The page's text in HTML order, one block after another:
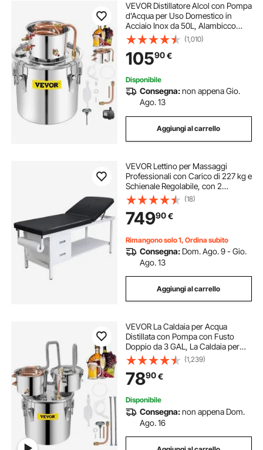
VEVOR Distillatore Alcol con Pompa
d'Acqua per Uso Domestico in
Acciaio Inox da 50L, Alambicco
Distillatore per Vino Liquore Grappa
a Casa Uso Domestico con Pompa
d'Acqua, Kit per Distillazione Alcol
(1,010)
10590€
Disponibile
Consegna:non appena Gio.
Ago. 13
Aggiungi al carrello
VEVOR Lettino per Massaggi
Professionali con Carico di 227 kg e
Schienale Regolabile, con 2
Cassetti, Ripiano Portaoggetti e
Distributore di Rotoli di Carta per
Ospedali e Centri di Riabilitazione
(18)
74990€
Rimangono solo 1, Ordina subito
Consegna: Dom. Ago. 9 - Gio.
Ago. 13
Aggiungi al carrello
VEVOR La Caldaia per Acqua
Distillata con Pompa con Fusto
Doppio da 3 GAL, La Caldaia per
Acqua al Chiaro di Luna, Distillatore
d'Acqua Alcolica, Distillazione del
Vino 3 GAL,in Acciaio e Rame
Rosso
(1,239)
7890€
Disponibile
Consegna:non appena Dom.
Ago. 16